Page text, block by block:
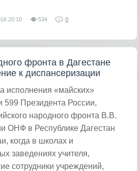
20:10 534 0
фронта в Дагестане
к диспансеризации
исполнения «майских»
599 Президента России,
народного фронта В.В.
ОНФ в Республике Дагестан
когда в школах и
заведениях учителя,
сотрудники учреждений,